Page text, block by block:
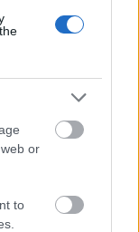
or
to
+ 12